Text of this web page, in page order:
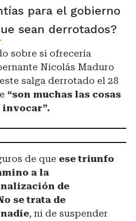
para el gobierno
sean derrotados?
sobre si ofrecería
Nicolás Maduro
salga derrotado el 28
“son muchas las cosas
invocar”.
de que ese triunfo
a la
de
se trata de
, ni de suspender